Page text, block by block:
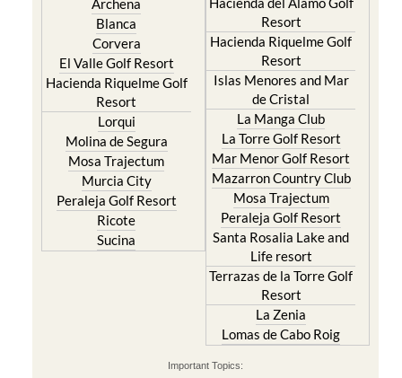
Corvera
El Valle Golf Resort
Hacienda Riquelme Golf
Resort
Lorqui
Molina de Segura
Mosa Trajectum
Murcia City
Peraleja Golf Resort
Ricote
Sucina
Hacienda Riquelme Golf
Resort
Islas Menores and Mar
de Cristal
La Manga Club
La Torre Golf Resort
Mar Menor Golf Resort
Mazarron Country Club
Mosa Trajectum
Peraleja Golf Resort
Santa Rosalia Lake and
Life resort
Terrazas de la Torre Golf
Resort
La Zenia
Lomas de Cabo Roig
Important Topics:
CAMPOSOL TODAY Whats On
Cartagena Spain